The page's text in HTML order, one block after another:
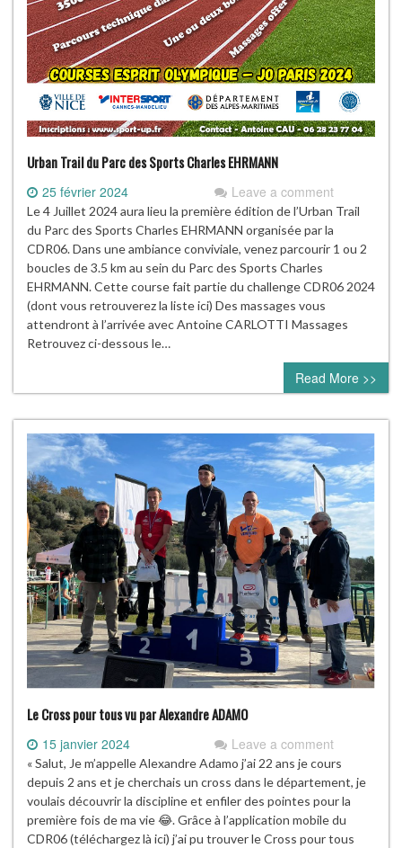
Urban Trail du Parc des Sports Charles EHRMANN
25 février 2024 Leave a comment
Le 4 Juillet 2024 aura lieu la première édition de l’Urban Trail
du Parc des Sports Charles EHRMANN organisée par la
CDR06. Dans une ambiance conviviale, venez parcourir 1 ou 2
boucles de 3.5 km au sein du Parc des Sports Charles
EHRMANN. Cette course fait partie du challenge CDR06 2024
(dont vous retrouverez la liste ici) Des massages vous
attendront à l’arrivée avec Antoine CARLOTTI Massages
Retrouvez ci-dessous le…
Read More >>
Le Cross pour tous vu par Alexandre ADAMO
15 janvier 2024 Leave a comment
« Salut, Je m’appelle Alexandre Adamo j’ai 22 ans je cours
depuis 2 ans et je cherchais un cross dans le département, je
voulais découvrir la discipline et enfiler des pointes pour la
première fois de ma vie 😂. Grâce à l’application mobile du
CDR06 (téléchargez là ici) j’ai pu trouver le Cross pour tous